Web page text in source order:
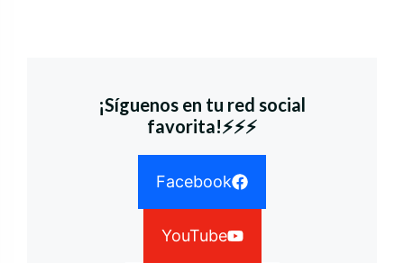
¡Síguenos en tu red social
favorita!⚡⚡⚡
Facebook
YouTube